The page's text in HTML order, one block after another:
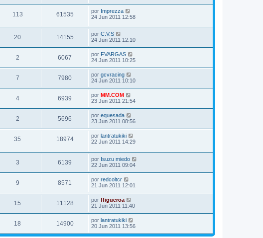
113 61535 por Imprezza
24 Jun 2011 12:58
20 14155 por C.V.S
24 Jun 2011 12:10
2 6067 por FVARGAS
24 Jun 2011 10:25
7 7980 por gcvracing
24 Jun 2011 10:10
4 6939 por MM.COM
23 Jun 2011 21:54
2 5696 por equesada
23 Jun 2011 08:56
35 18974 por lantratukiki
22 Jun 2011 14:29
3 6139 por Isuzu miedo
22 Jun 2011 09:04
9 8571 por redcoltcr
21 Jun 2011 12:01
15 11128 por ffigueroa
21 Jun 2011 11:40
18 14900 por lantratukiki
20 Jun 2011 13:56